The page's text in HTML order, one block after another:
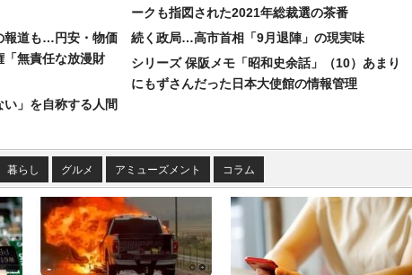
報道も…円安・物価
「無責任な放漫財
」を自称する人間
ークも指図された2021年総裁選の茶番
続く政局…高市首相「9月退陣」の現実味
シリーズ 保阪メモ「昭和史余話」（10）あまり
にもずさんだった日本大使館の情報管理
暮らし グルメ アミューズメント コラム